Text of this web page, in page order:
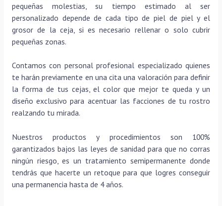
pequeñas molestias, su tiempo estimado al ser
personalizado depende de cada tipo de piel de piel y el
grosor de la ceja, si es necesario rellenar o solo cubrir
pequeñas zonas.
Contamos con personal profesional especializado quienes
te harán previamente en una cita una valoración para definir
la forma de tus cejas, el color que mejor te queda y un
diseño exclusivo para acentuar las facciones de tu rostro
realzando tu mirada.
Nuestros productos y procedimientos son 100%
garantizados bajos las leyes de sanidad para que no corras
ningún riesgo, es un tratamiento semipermanente donde
tendrás que hacerte un retoque para que logres conseguir
una permanencia hasta de 4 años.